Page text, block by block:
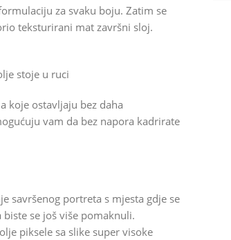
za svaku boju. Zatim se
teksturirani mat završni sloj.
stoje u ruci
koje ostavljaju bez daha
vam da bez napora kadrirate
savršenog portreta s mjesta gdje se
se još više pomaknuli.
piksele sa slike super visoke